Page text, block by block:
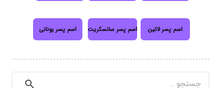
اسم پسر لاتین اسم پسر سانسکریت اسم پسر یونانی